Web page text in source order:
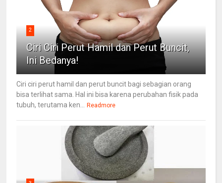
2
Ciri Ciri Perut Hamil dan Perut Buncit,
Ini Bedanya!
Ciri ciri perut hamil dan perut buncit bagi sebagian orang
bisa terlihat sama. Hal ini bisa karena perubahan fisik pada
tubuh, terutama ken... Readmore